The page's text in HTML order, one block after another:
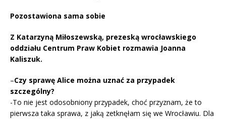
Pozostawiona sama sobie
Z Katarzyną Miłoszewską, prezeską wrocławskiego
oddziału Centrum Praw Kobiet rozmawia Joanna
Kaliszuk.
–Czy sprawę Alice można uznać za przypadek
szczególny?
-To nie jest odosobniony przypadek, choć przyznam, że to
pierwsza taka sprawa, z jaką zetknęłam się we Wrocławiu. Dla